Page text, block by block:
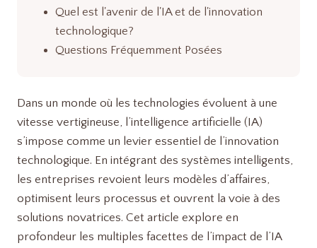
Quel est l'avenir de l'IA et de l'innovation
technologique?
Questions Fréquemment Posées
Dans un monde où les technologies évoluent à une
vitesse vertigineuse, l’intelligence artificielle (IA)
s’impose comme un levier essentiel de l’innovation
technologique. En intégrant des systèmes intelligents,
les entreprises revoient leurs modèles d’affaires,
optimisent leurs processus et ouvrent la voie à des
solutions novatrices. Cet article explore en
profondeur les multiples facettes de l’impact de l’IA